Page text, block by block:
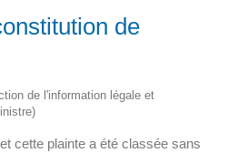
de
de l'information légale et
cette plainte a été classée sans